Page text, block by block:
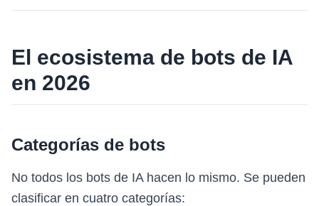
El ecosistema de bots de IA
en 2026
Categorías de bots
No todos los bots de IA hacen lo mismo. Se pueden
clasificar en cuatro categorías: